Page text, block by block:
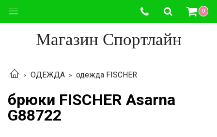
0
Магазин Спортлайн
ОДЕЖДА одежда FISCHER
брюки FISCHER Asarna
G88722